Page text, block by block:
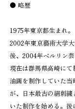
● 略歴
1975年東京都生まれ。
2002年東京藝術大学
後、2004年ベルリン
現在は群馬県高崎にて
油画を制作していた
が、日本最古の絹刺
いた制作を始める。